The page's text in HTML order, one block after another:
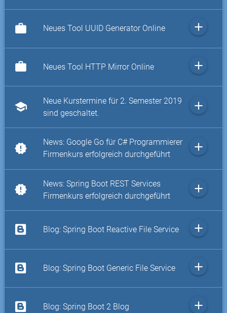
work Neues Tool UUID Generator Online add
work Neues Tool HTTP Mirror Online add
school
Neue Kurstermine für 2. Semester 2019
sind geschaltet.
add
new_releases
News: Google Go für C# Programmierer
Firmenkurs erfolgreich durchgeführt
add
new_releases
News: Spring Boot REST Services
Firmenkurs erfolgreich durchgeführt
add
Blog: Spring Boot Reactive File Service add
Blog: Spring Boot Generic File Service add
Blog: Spring Boot 2 Blog add